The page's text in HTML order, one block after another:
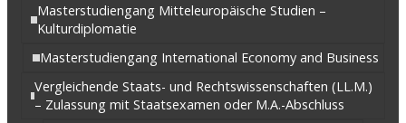
Masterstudiengang Mitteleuropäische Studien –
Kulturdiplomatie
Masterstudiengang International Economy and Business
Vergleichende Staats- und Rechtswissenschaften (LL.M.)
– Zulassung mit Staatsexamen oder M.A.-Abschluss